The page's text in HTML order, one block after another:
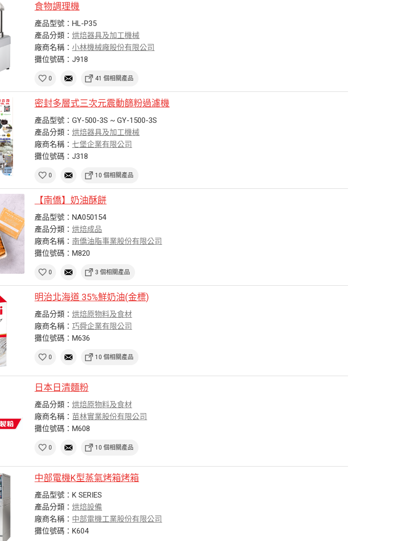
食物調理機
產品型號：HL-P35
產品分類：烘焙器具及加工機械
廠商名稱：小林機械廠股份有限公司
攤位號碼：J918
0 41 個相關產品
密封多層式三次元震動篩粉過濾機
產品型號：GY-500-3S ~ GY-1500-3S
產品分類：烘焙器具及加工機械
廠商名稱： 七堡企業有限公司
攤位號碼：J318
0 10 個相關產品
【南僑】奶油酥餅
產品型號：NA050154
產品分類：烘焙成品
廠商名稱： 南僑油脂事業股份有限公司
攤位號碼：M820
0 3 個相關產品
明治北海道 35%鮮奶油(金標)
產品分類：烘焙原物料及食材
廠商名稱：巧舜企業有限公司
攤位號碼：M636
0 10 個相關產品
日本日清麵粉
產品分類：烘焙原物料及食材
廠商名稱： 苗林實業股份有限公司
攤位號碼：M608
0 10 個相關產品
中部電機K型蒸氣烤箱烤箱
產品型號：K SERIES
產品分類：烘焙設備
廠商名稱： 中部電機工業股份有限公司
攤位號碼：K604